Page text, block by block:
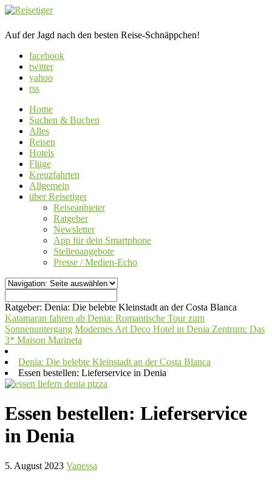
Auf der Jagd nach den besten Reise-Schnäppchen!
facebook
twitter
yahoo
rss
Home
Suchen & Buchen
Alles
Reisen
Hotels
Flüge
Kreuzfahrten
Allgemein
über Reisetiger
Reiseanbieter
Ratgeber
Newsletter
App für dein Smartphone
Stellenangebote
Presse / Medien-Echo
Ratgeber: Denia: Die belebte Kleinstadt an der Costa Blanca
Katamaran fahren ab Denia: Romantische Tour zum
Sonnenuntergang Modernes Art Deco Hotel in Denia Zentrum: Das
3* Maison Marineta
Denia: Die belebte Kleinstadt an der Costa Blanca
Essen bestellen: Lieferservice in Denia
Essen bestellen: Lieferservice
in Denia
5. August 2023 Vanessa